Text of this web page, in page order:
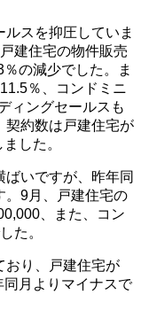
スを抑圧していま
建住宅の物件販売
の減少でした。ま
％、コンドミニ
ィングセールスも
契約数は戸建住宅が
した。
いですが、昨年同
。9月、戸建住宅の
、また、コン
た。
おり、戸建住宅が
月よりマイナスで